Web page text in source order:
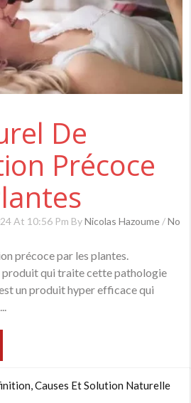
De
Précoce
At 10:56 Pm ByNicolas Hazoume /No
précoce par les plantes.
produit qui traite cette pathologie
un produit hyper efficace qui